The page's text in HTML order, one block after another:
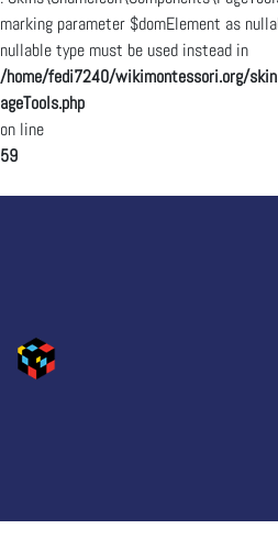
marking parameter $domElement as
nullable type must be used instead in
/home/fedi7240/wikimontessori.org/
ageTools.php
on line
59